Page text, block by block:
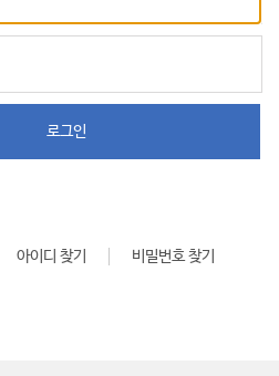
로그인
아이디 찾기 비밀번호 찾기